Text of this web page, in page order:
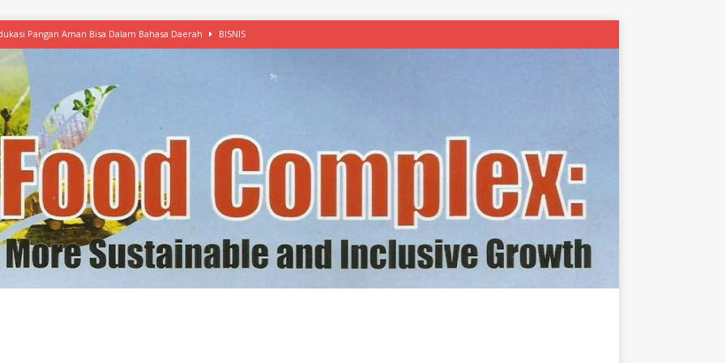
Pangan Aman Bisa Dalam Bahasa Daerah BISNIS
Mulai Ekspansi, IKEA dan MSC Dukung Seafood Berkelanjutan
Free Versi Healthy Choice, Tepung Talas Kimpul Pilihan Menu Sehat
Latih Olah Singkong, KKN Universitas Lampung Kenalkan Sosmocaf
Makanan dengan McCormick, Ciptakan Raksasa Rp1.100 Triliun